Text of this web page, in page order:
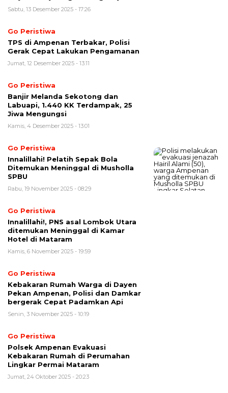
Sabtu, 13 Desember 2025 - 17:26
Go Peristiwa
TPS di Ampenan Terbakar, Polisi
Gerak Cepat Lakukan Pengamanan
Jumat, 12 Desember 2025 - 13:11
Go Peristiwa
Banjir Melanda Sekotong dan
Labuapi, 1.440 KK Terdampak, 25
Jiwa Mengungsi
Kamis, 4 Desember 2025 - 13:01
Go Peristiwa
Innalillahi! Pelatih Sepak Bola
Ditemukan Meninggal di Musholla
SPBU
Rabu, 19 November 2025 - 08:29
Go Peristiwa
Innalillahi!, PNS asal Lombok Utara
ditemukan Meninggal di Kamar
Hotel di Mataram
Kamis, 6 November 2025 - 19:59
Go Peristiwa
Kebakaran Rumah Warga di Dayen
Pekan Ampenan, Polisi dan Damkar
bergerak Cepat Padamkan Api
Senin, 3 November 2025 - 10:19
Go Peristiwa
Polsek Ampenan Evakuasi
Kebakaran Rumah di Perumahan
Lingkar Permai Mataram
Jumat, 24 Oktober 2025 - 20:23